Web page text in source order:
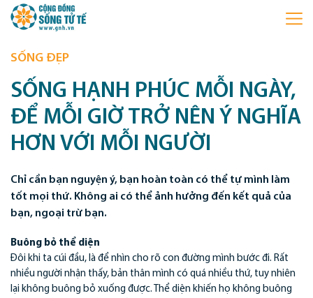
SỐNG ĐẸP
SỐNG HẠNH PHÚC MỖI NGÀY,
ĐỂ MỖI GIỜ TRỞ NÊN Ý NGHĨA
HƠN VỚI MỖI NGƯỜI
Chỉ cần bạn nguyện ý, bạn hoàn toàn có thể tự mình làm
tốt mọi thứ. Không ai có thể ảnh hưởng đến kết quả của
bạn, ngoại trừ bạn.
Buông bỏ thể diện
Đôi khi ta cúi đầu, là để nhìn cho rõ con đường mình bước đi. Rất
nhiều người nhận thấy, bản thân mình có quá nhiều thứ, tuy nhiên
lại không buông bỏ xuống được. Thể diện khiến họ không buông